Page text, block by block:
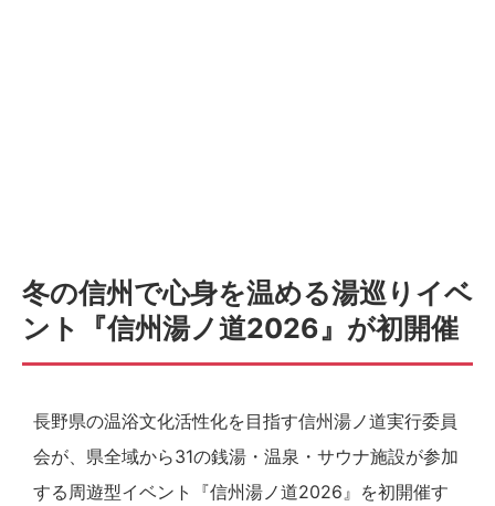
冬の信州で心身を温める湯巡りイベ
ント『信州湯ノ道2026』が初開催
長野県の温浴文化活性化を目指す信州湯ノ道実行委員
会が、県全域から31の銭湯・温泉・サウナ施設が参加
する周遊型イベント『信州湯ノ道2026』を初開催す